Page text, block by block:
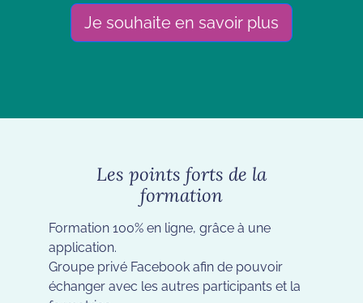
Je souhaite en savoir plus
Les points forts de la
formation
Formation 100% en ligne, grâce à une
application.
Groupe privé Facebook afin de pouvoir
échanger avec les autres participants et la